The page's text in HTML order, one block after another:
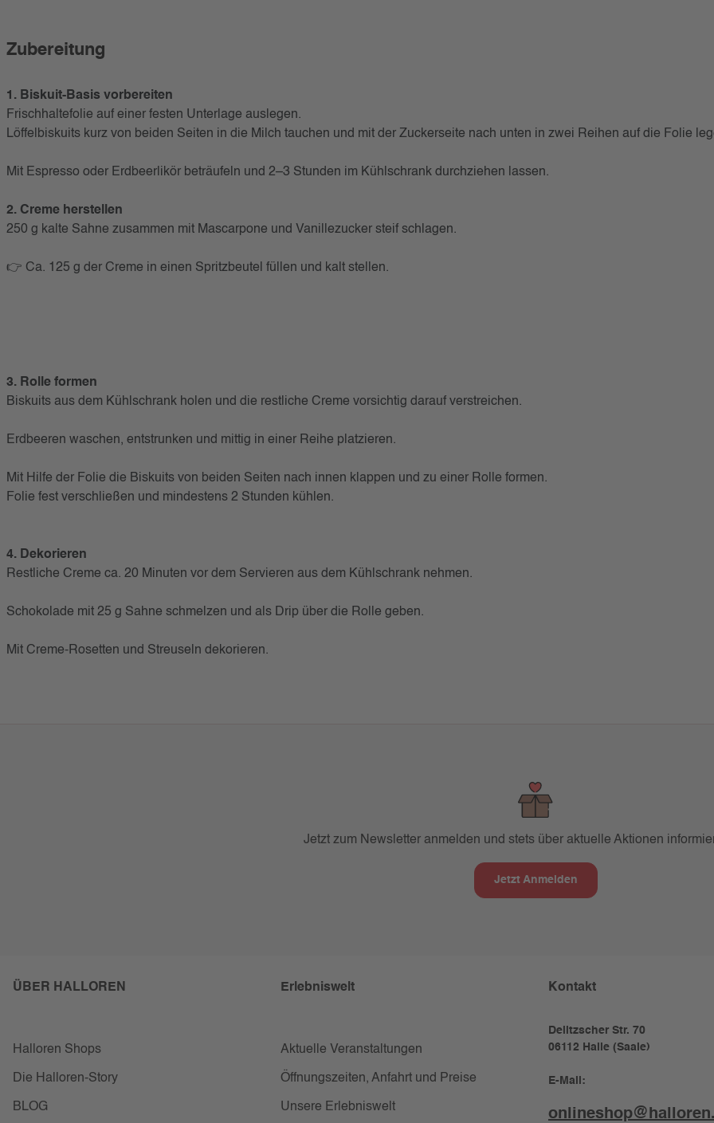
Zubereitung
1. Biskuit-Basis vorbereiten
Frischhaltefolie auf einer festen Unterlage auslegen.
Löffelbiskuits kurz von beiden Seiten in die Milch tauchen und mit der Zuckerseite nach unten in zwei Reihen auf die Folie
Mit Espresso oder Erdbeerlikör beträufeln und 2–3 Stunden im Kühlschrank durchziehen lassen.
2. Creme herstellen
250 g kalte Sahne zusammen mit Mascarpone und Vanillezucker steif schlagen.
👉 Ca. 125 g der Creme in einen Spritzbeutel füllen und kalt stellen.
3. Rolle formen
Biskuits aus dem Kühlschrank holen und die restliche Creme vorsichtig darauf verstreichen.
Erdbeeren waschen, entstrunken und mittig in einer Reihe platzieren.
Mit Hilfe der Folie die Biskuits von beiden Seiten nach innen klappen und zu einer Rolle formen.
Folie fest verschließen und mindestens 2 Stunden kühlen.
4. Dekorieren
Restliche Creme ca. 20 Minuten vor dem Servieren aus dem Kühlschrank nehmen.
Schokolade mit 25 g Sahne schmelzen und als Drip über die Rolle geben.
Mit Creme-Rosetten und Streuseln dekorieren.
Jetzt zum Newsletter anmelden und stets über aktuelle Aktionen
Jetzt Anmelden
ÜBER HALLOREN
Halloren Shops
Die Halloren-Story
BLOG
Erlebniswelt
Aktuelle Veranstaltungen
Öffnungszeiten, Anfahrt und Preise
Unsere Erlebniswelt
Kontakt
Delitzscher Str. 70
06112 Halle (Saale)
E-Mail: